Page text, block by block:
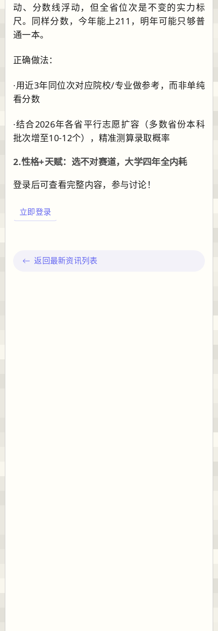
动、分数线浮动，但全省位次是不变的实力标
尺。同样分数，今年能上211，明年可能只够普
通一本。
正确做法：
·用近3年同位次对应院校/专业做参考，而非单纯
看分数
·结合2026年各省平行志愿扩容（多数省份本科
批次增至10-12个），精准测算录取概率
2.性格+天赋：选不对赛道，大学四年全内耗
登录后可查看完整内容，参与讨论！
立即登录
返回最新资讯列表